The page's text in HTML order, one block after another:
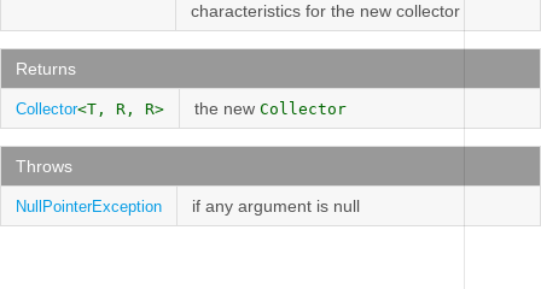
characteristics for the new collector
Returns
Collector<T, R, R> the new Collector
Throws
NullPointerException if any argument is null